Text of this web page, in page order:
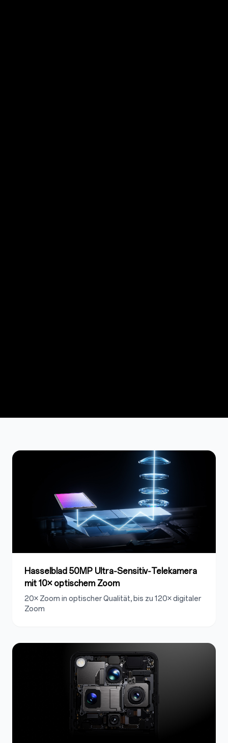
Hasselblad 50MP Ultra‑Sensitiv‑Telekamera
mit 10× optischem Zoom
20× Zoom in optischer Qualität, bis zu 120× digitaler
Zoom